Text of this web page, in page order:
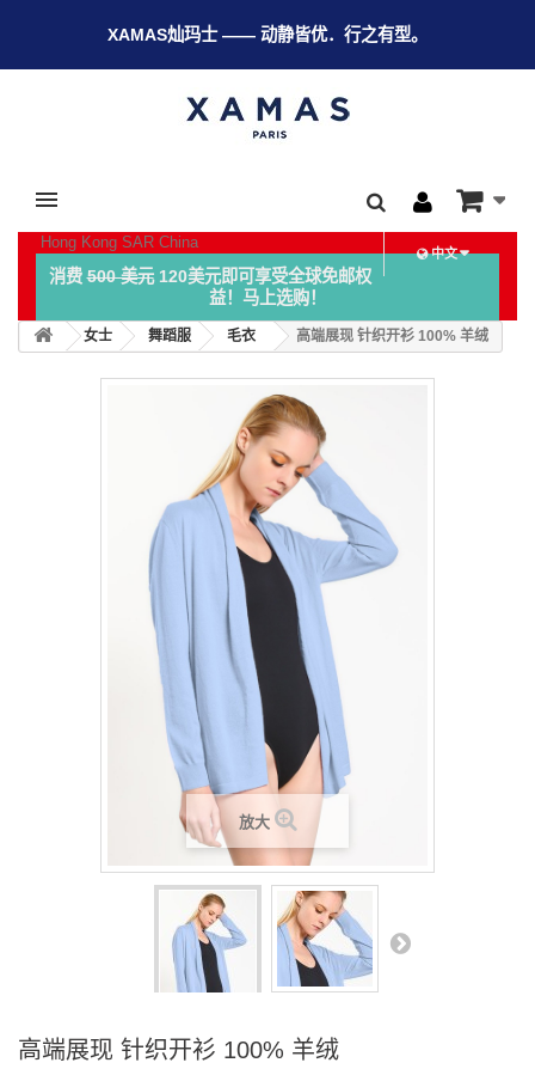
XAMAS灿玛士 —— 动静皆优．行之有型。
Hong Kong SAR China
中文
消费500 美元120美元即可享受全球免邮权
益！马上选购！
女士 舞蹈服 毛衣 高端展现 针织开衫 100% 羊绒
放大
高端展现 针织开衫 100% 羊绒